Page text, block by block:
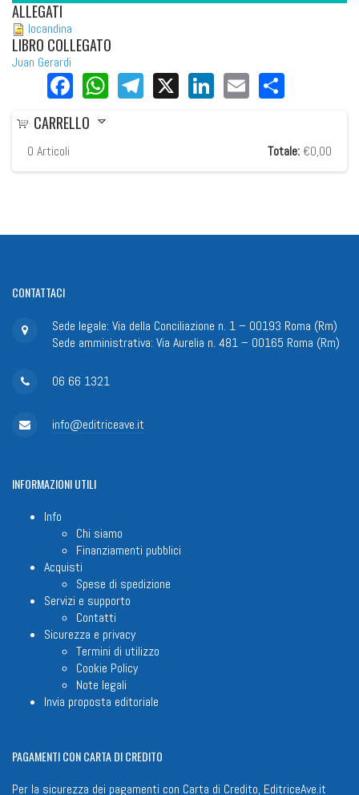
ALLEGATI
locandina
LIBRO COLLEGATO
Juan Gerardi
Facebook
WhatsApp
Telegram
X LinkedIn
Email
CARRELLO
0 Articoli Totale: €0,00
CONTATTACI
Sede legale: Via della Conciliazione n. 1 – 00193 Roma (Rm)
Sede amministrativa: Via Aurelia n. 481 – 00165 Roma (Rm)
06 66 1321
info@editriceave.it
INFORMAZIONIUTILI
Info
Chi siamo
Finanziamenti pubblici
Acquisti
Spese di spedizione
Servizi e supporto
Contatti
Sicurezza e privacy
Termini di utilizzo
Cookie Policy
Note legali
Invia proposta editoriale
PAGAMENTICON CARTA DI CREDITO
Per la sicurezza dei pagamenti con Carta di Credito, EditriceAve.it